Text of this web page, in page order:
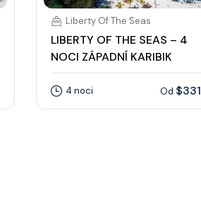
Liberty Of The Seas
LIBERTY OF THE SEAS – 4
NOCI ZÁPADNÍ KARIBIK
4 noci Od $331